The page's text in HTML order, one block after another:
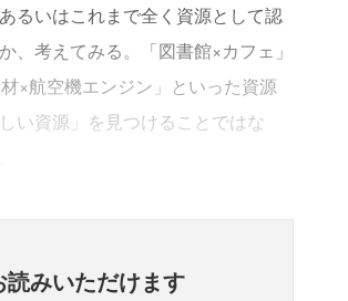
るいはこれまで全く資源として認
考えてみる。「図書館×カフェ」
×航空機エンジン」といった資源
い資源」を見つけることではな
読みいただけます